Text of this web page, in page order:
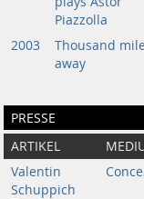
Piazzolla
2003
Thousand
away
PRESSE
ARTIKEL
Valentin
Schuppich